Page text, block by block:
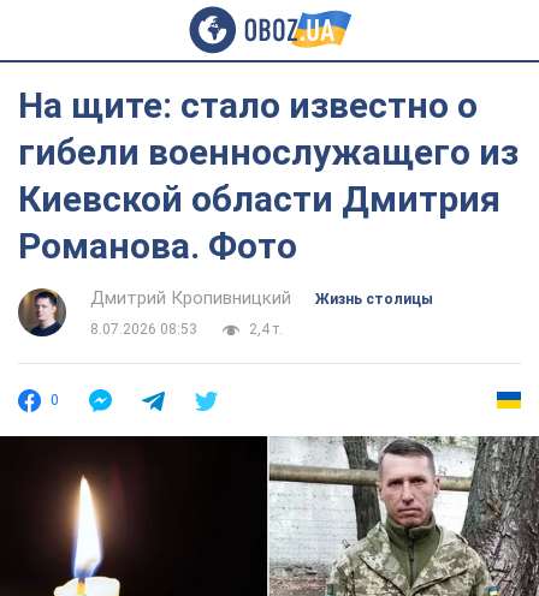
На щите: стало известно о
гибели военнослужащего из
Киевской области Дмитрия
Романова. Фото
Дмитрий Кропивницкий
Жизнь столицы
8.07.2026 08:53
2,4 т.
0